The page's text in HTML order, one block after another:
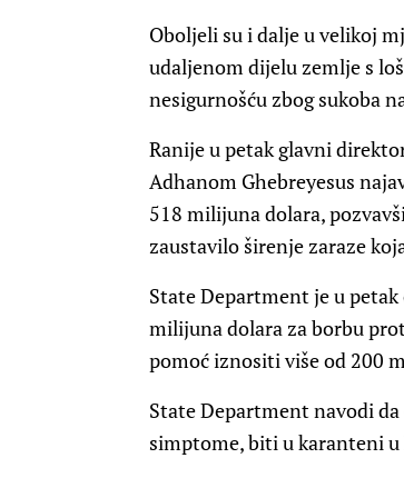
Oboljeli su i dalje u velikoj
udaljenom dijelu zemlje s
nesigurnošću zbog sukoba
Ranije u petak glavni
Adhanom Ghebreyesus
518 milijuna dolara,
zaustavilo širenje zaraze
State Department je u
milijuna dolara za borbu
pomoć iznositi više od 200
State Department navodi
simptome, biti u karanteni